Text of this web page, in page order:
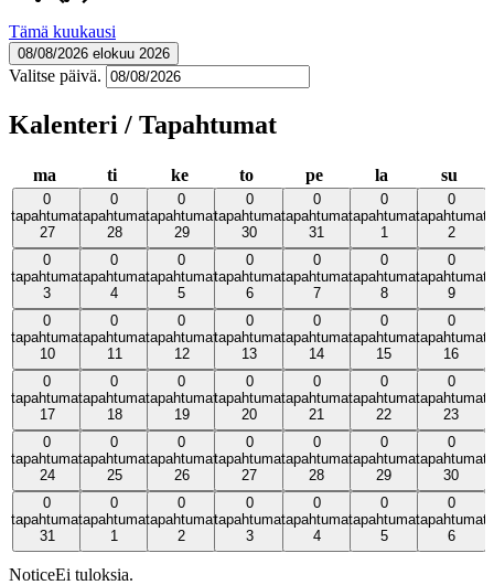
Tämä kuukausi
08/08/2026 elokuu 2026
Valitse päivä.
Kalenteri / Tapahtumat
ma maanantai
titiistai kekeskiviikko
totorstai peperjantai
la lauantaisu
0
tapahtumat
27
0
tapahtumat,
0
tapahtumat
28
0
tapahtumat,
0
tapahtumat
29
0
tapahtumat,
0
tapahtumat
30
0
tapahtumat,
0
tapahtumat
31
0
tapahtumat,
0
tapahtumat
1
0
tapahtumat,
0
tapahtumat
2
0
0
tapahtumat
3
0
tapahtumat,
0
tapahtumat
4
0
tapahtumat,
0
tapahtumat
5
0
tapahtumat,
0
tapahtumat
6
0
tapahtumat,
0
tapahtumat
7
0
tapahtumat,
0
tapahtumat
8
0
tapahtumat,
0
tapahtumat
9
0
0
tapahtumat
10
0
tapahtumat,
0
tapahtumat
11
0
tapahtumat,
0
tapahtumat
12
0
tapahtumat,
0
tapahtumat
13
0
tapahtumat,
0
tapahtumat
14
0
tapahtumat,
0
tapahtumat
15
0
tapahtumat,
0
tapahtumat
16
0
0
tapahtumat
17
0
tapahtumat,
0
tapahtumat
18
0
tapahtumat,
0
tapahtumat
19
0
tapahtumat,
0
tapahtumat
20
0
tapahtumat,
0
tapahtumat
21
0
tapahtumat,
0
tapahtumat
22
0
tapahtumat,
0
tapahtumat
23
0
0
tapahtumat
24
0
tapahtumat,
0
tapahtumat
25
0
tapahtumat,
0
tapahtumat
26
0
tapahtumat,
0
tapahtumat
27
0
tapahtumat,
0
tapahtumat
28
0
tapahtumat,
0
tapahtumat
29
0
tapahtumat,
0
tapahtumat
30
0
0
tapahtumat
31
0
tapahtumat,
0
tapahtumat
1
0
tapahtumat,
0
tapahtumat
2
0
tapahtumat,
0
tapahtumat
3
0
tapahtumat,
0
tapahtumat
4
0
tapahtumat,
0
tapahtumat
5
0
tapahtumat,
0
tapahtumat
6
0
NoticeEi tuloksia.